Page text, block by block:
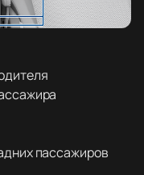
пассажиров